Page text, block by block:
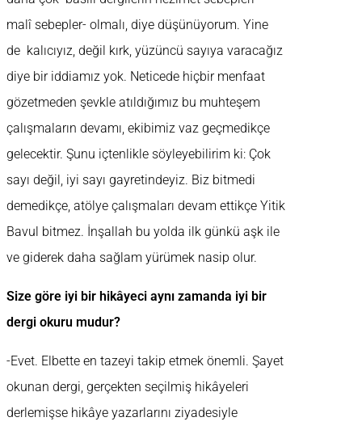
malî sebepler- olmalı, diye düşünüyorum. Yine
de kalıcıyız, değil kırk, yüzüncü sayıya varacağız
diye bir iddiamız yok. Neticede hiçbir menfaat
gözetmeden şevkle atıldığımız bu muhteşem
çalışmaların devamı, ekibimiz vaz geçmedikçe
gelecektir. Şunu içtenlikle söyleyebilirim ki: Çok
sayı değil, iyi sayı gayretindeyiz. Biz bitmedi
demedikçe, atölye çalışmaları devam ettikçe Yitik
Bavul bitmez. İnşallah bu yolda ilk günkü aşk ile
ve giderek daha sağlam yürümek nasip olur.
Size göre iyi bir hikâyeci aynı zamanda iyi bir
dergi okuru mudur?
-Evet. Elbette en tazeyi takip etmek önemli. Şayet
okunan dergi, gerçekten seçilmiş hikâyeleri
derlemişse hikâye yazarlarını ziyadesiyle